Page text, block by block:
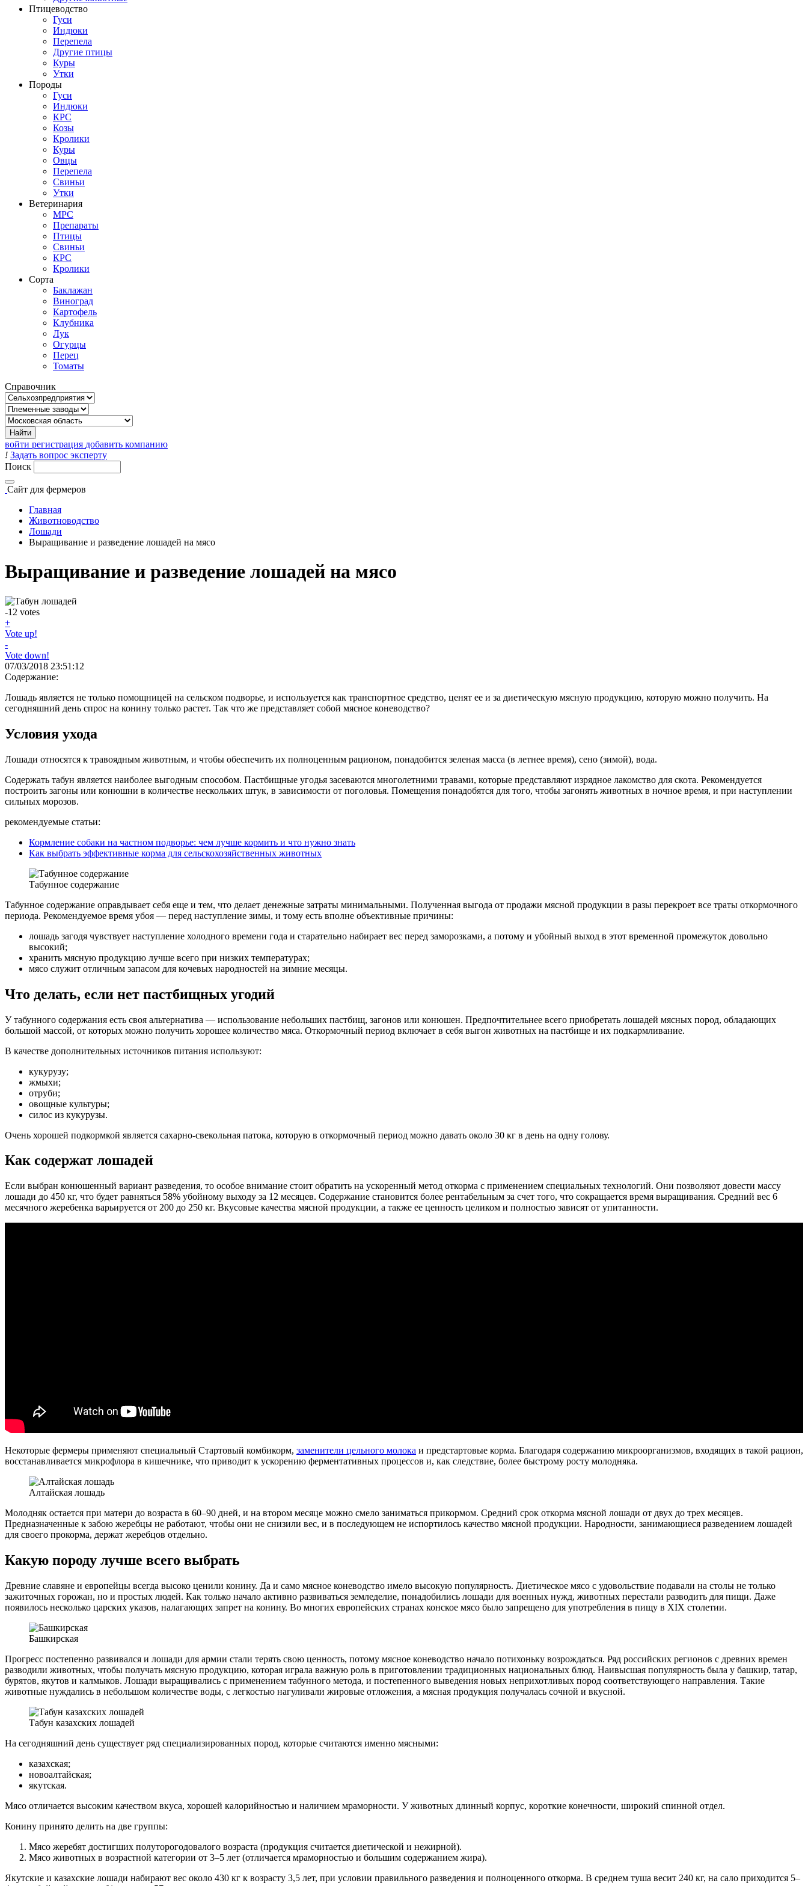
Птицеводство
Гуси
Индюки
Перепела
Другие птицы
Куры
Утки
Породы
Гуси
Индюки
КРС
Козы
Кролики
Куры
Овцы
Перепела
Свиньи
Утки
Ветеринария
МРС
Препараты
Птицы
Свиньи
КРС
Кролики
Сорта
Баклажан
Виноград
Картофель
Клубника
Лук
Огурцы
Перец
Томаты
Справочник
войти регистрация добавить компанию
! Задать вопрос эксперту
Поиск
Сайт для фермеров
Главная
Животноводство
Лошади
Выращивание и разведение лошадей на мясо
Выращивание и разведение лошадей на мясо
-12 votes
+
Vote up!
-
Vote down!
07/03/2018 23:51:12
Содержание:
Лошадь является не только помощницей на сельском подворье, и используется как транспортное средство, ценят ее и за диетическую мясную продукцию, которую можно получить. На
сегодняшний день спрос на конину только растет. Так что же представляет собой мясное коневодство?
Условия ухода
Лошади относятся к травоядным животным, и чтобы обеспечить их полноценным рационом, понадобится зеленая масса (в летнее время), сено (зимой), вода.
Содержать табун является наиболее выгодным способом. Пастбищные угодья засеваются многолетними травами, которые представляют изрядное лакомство для скота. Рекомендуется
построить загоны или конюшни в количестве нескольких штук, в зависимости от поголовья. Помещения понадобятся для того, чтобы загонять животных в ночное время, и при наступлении
сильных морозов.
рекомендуемые статьи:
Кормление собаки на частном подворье: чем лучше кормить и что нужно знать
Как выбрать эффективные корма для сельскохозяйственных животных
Табунное содержание
Табунное содержание оправдывает себя еще и тем, что делает денежные затраты минимальными. Полученная выгода от продажи мясной продукции в разы перекроет все траты откормочного
периода. Рекомендуемое время убоя — перед наступление зимы, и тому есть вполне объективные причины:
лошадь загодя чувствует наступление холодного времени года и старательно набирает вес перед заморозками, а потому и убойный выход в этот временной промежуток довольно
высокий;
хранить мясную продукцию лучше всего при низких температурах;
мясо служит отличным запасом для кочевых народностей на зимние месяцы.
Что делать, если нет пастбищных угодий
У табунного содержания есть своя альтернатива — использование небольших пастбищ, загонов или конюшен. Предпочтительнее всего приобретать лошадей мясных пород, обладающих
большой массой, от которых можно получить хорошее количество мяса. Откормочный период включает в себя выгон животных на пастбище и их подкармливание.
В качестве дополнительных источников питания используют:
кукурузу;
жмыхи;
отруби;
овощные культуры;
силос из кукурузы.
Очень хорошей подкормкой является сахарно-свекольная патока, которую в откормочный период можно давать около 30 кг в день на одну голову.
Как содержат лошадей
Если выбран конюшенный вариант разведения, то особое внимание стоит обратить на ускоренный метод откорма с применением специальных технологий. Они позволяют довести массу
лошади до 450 кг, что будет равняться 58% убойному выходу за 12 месяцев. Содержание становится более рентабельным за счет того, что сокращается время выращивания. Средний вес 6
месячного жеребенка варьируется от 200 до 250 кг. Вкусовые качества мясной продукции, а также ее ценность целиком и полностью зависят от упитанности.
Некоторые фермеры применяют специальный Стартовый комбикорм, заменители цельного молока и предстартовые корма. Благодаря содержанию микроорганизмов, входящих в такой рацион,
восстанавливается микрофлора в кишечнике, что приводит к ускорению ферментативных процессов и, как следствие, более быстрому росту молодняка.
Алтайская лошадь
Молодняк остается при матери до возраста в 60–90 дней, и на втором месяце можно смело заниматься прикормом. Средний срок откорма мясной лошади от двух до трех месяцев.
Предназначенные к забою жеребцы не работают, чтобы они не снизили вес, и в последующем не испортилось качество мясной продукции. Народности, занимающиеся разведением лошадей
для своего прокорма, держат жеребцов отдельно.
Какую породу лучше всего выбрать
Древние славяне и европейцы всегда высоко ценили конину. Да и само мясное коневодство имело высокую популярность. Диетическое мясо с удовольствие подавали на столы не только
зажиточных горожан, но и простых людей. Как только начало активно развиваться земледелие, понадобились лошади для военных нужд, животных перестали разводить для пищи. Даже
появилось несколько царских указов, налагающих запрет на конину. Во многих европейских странах конское мясо было запрещено для употребления в пищу в XIX столетии.
Башкирская
Прогресс постепенно развивался и лошади для армии стали терять свою ценность, потому мясное коневодство начало потихоньку возрождаться. Ряд российских регионов с древних времен
разводили животных, чтобы получать мясную продукцию, которая играла важную роль в приготовлении традиционных национальных блюд. Наивысшая популярность была у башкир, татар,
бурятов, якутов и калмыков. Лошади выращивались с применением табунного метода, и постепенного выведения новых неприхотливых пород соответствующего направления. Такие
животные нуждались в небольшом количестве воды, с легкостью нагуливали жировые отложения, а мясная продукция получалась сочной и вкусной.
Табун казахских лошадей
На сегодняшний день существует ряд специализированных пород, которые считаются именно мясными:
казахская;
новоалтайская;
якутская.
Мясо отличается высоким качеством вкуса, хорошей калорийностью и наличием мраморности. У животных длинный корпус, короткие конечности, широкий спинной отдел.
Конину принято делить на две группы:
Мясо жеребят достигших полуторогодовалого возраста (продукция считается диетической и нежирной).
Мясо животных в возрастной категории от 3–5 лет (отличается мраморностью и большим содержанием жира).
Якутские и казахские лошади набирают вес около 430 кг к возрасту 3,5 лет, при условии правильного разведения и полноценного откорма. В среднем туша весит 240 кг, на сало приходится 5–